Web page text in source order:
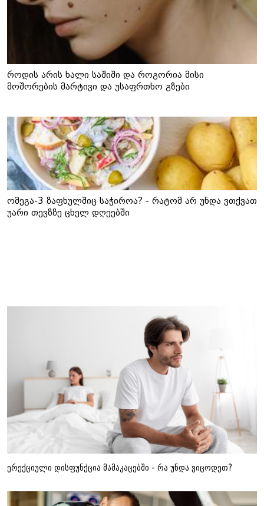
როდის არის ხალი საშიში და როგორია მისი
მოშორების მარტივი და უსაფრთხო გზები
ომეგა-3 ზაფხულშიც საჭიროა? - რატომ არ უნდა ვთქვათ
უარი თევზზე ცხელ დღეებში
ერექციული დისფუნქცია მამაკაცებში - რა უნდა ვიცოდეთ?